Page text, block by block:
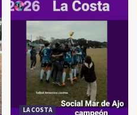
LA COSTA